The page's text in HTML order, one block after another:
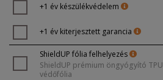
+1 év készülékvédelem
+1 év kiterjesztett garancia
ShieldUP fólia felhelyezés
ShieldUP prémium öngyógyító TPU
védőfólia